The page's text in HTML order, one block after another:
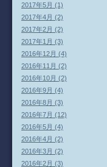
2017年5月 (1)
2017年4月 (2)
2017年2月 (2)
2017年1月 (3)
2016年12月 (4)
2016年11月 (2)
2016年10月 (2)
2016年9月 (4)
2016年8月 (3)
2016年7月 (12)
2016年5月 (4)
2016年4月 (2)
2016年3月 (2)
2016年2月 (3)